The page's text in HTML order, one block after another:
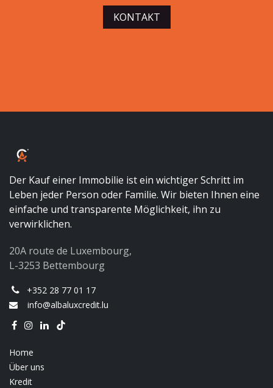
KONTAKT
Der Kauf einer Immobilie ist ein wichtiger Schritt im
Leben jeder Person oder Familie. Wir bieten Ihnen eine
einfache und transparente Möglichkeit, ihn zu
verwirklichen.
20A route de Luxembourg,
L-3253 Bettembourg
+352 28 77 01 17
info@albaluxcredit.lu
Home
Über uns
Kredit